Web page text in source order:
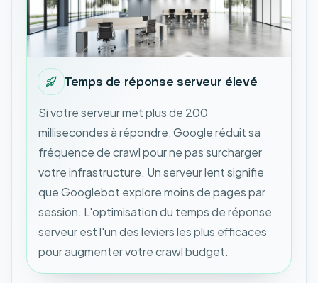
Temps de réponse serveur élevé
Si votre serveur met plus de 200
millisecondes à répondre, Google réduit sa
fréquence de crawl pour ne pas surcharger
votre infrastructure. Un serveur lent signifie
que Googlebot explore moins de pages par
session. L'optimisation du temps de réponse
serveur est l'un des leviers les plus efficaces
pour augmenter votre crawl budget.